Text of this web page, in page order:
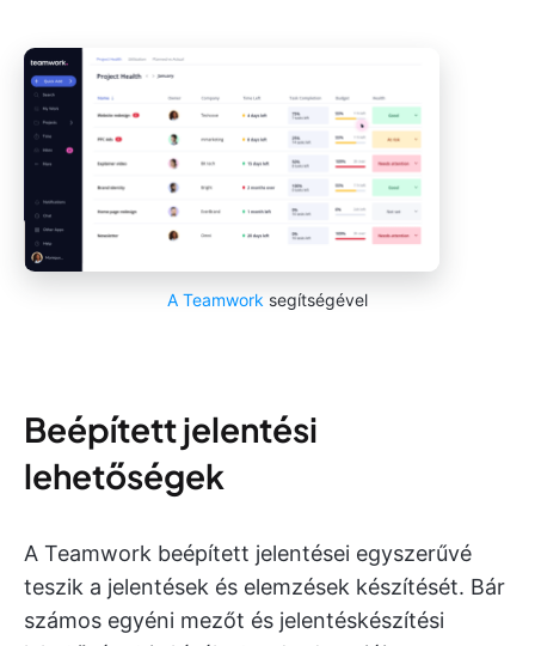
A Teamwork segítségével
Beépített jelentési
lehetőségek
A Teamwork beépített jelentései egyszerűvé
teszik a jelentések és elemzések készítését. Bár
számos egyéni mezőt és jelentéskészítési